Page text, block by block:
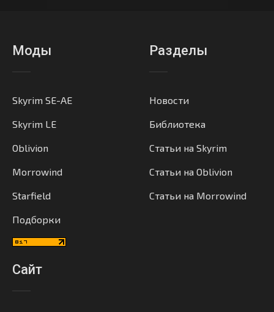
Моды
Skyrim SE-AE
Skyrim LE
Oblivion
Morrowind
Starfield
Подборки
Разделы
Новости
Библиотека
Статьи на Skyrim
Статьи на Oblivion
Статьи на Morrowind
Сайт